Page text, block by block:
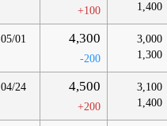
+100
1,400
05/01 4,300
-200
3,000
1,300
04/24 4,500
+200
3,100
1,400